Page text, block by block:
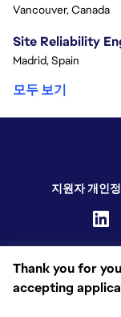
Thank you for
accepting
Vancouver, Canada
Site Reliability
Madrid, Spain
모두 보기
지원자 개인